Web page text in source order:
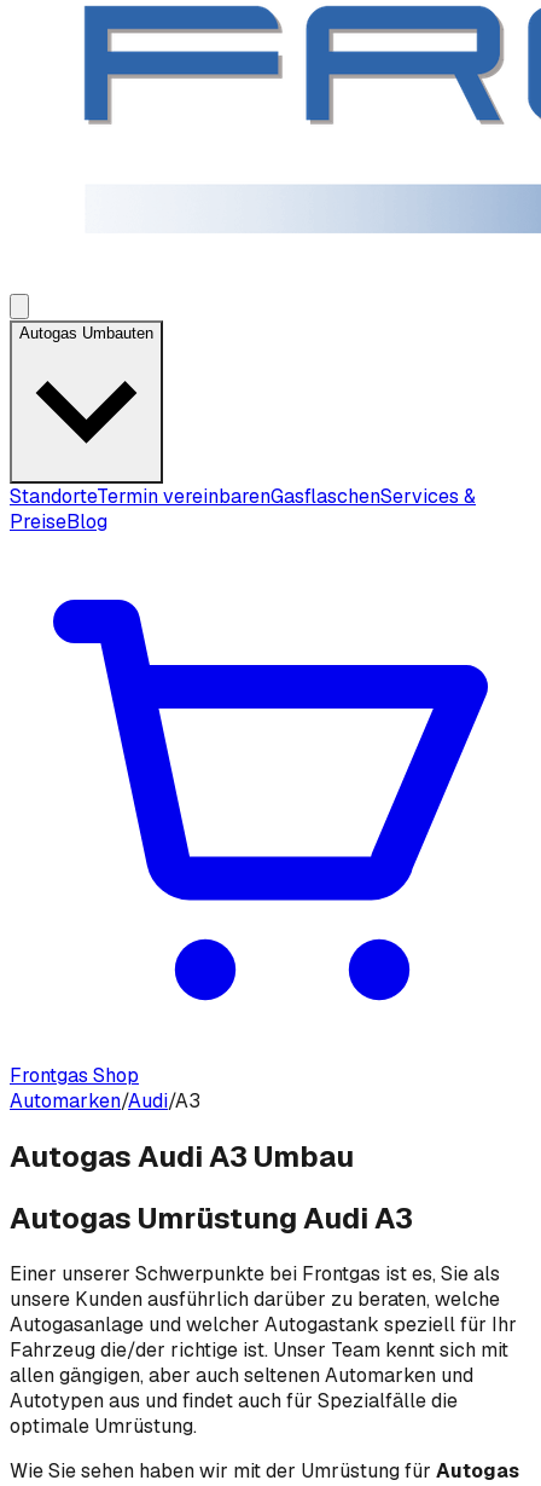
Autogas Umbauten
StandorteTermin vereinbarenGasflaschenServices &
PreiseBlog
Frontgas Shop
Automarken/Audi/A3
Autogas Audi A3 Umbau
Autogas Umrüstung Audi A3
Einer unserer Schwerpunkte bei Frontgas ist es, Sie als
unsere Kunden ausführlich darüber zu beraten, welche
Autogasanlage und welcher Autogastank speziell für Ihr
Fahrzeug die/der richtige ist. Unser Team kennt sich mit
allen gängigen, aber auch seltenen Automarken und
Autotypen aus und findet auch für Spezialfälle die
optimale Umrüstung.
Wie Sie sehen haben wir mit der Umrüstung für Autogas